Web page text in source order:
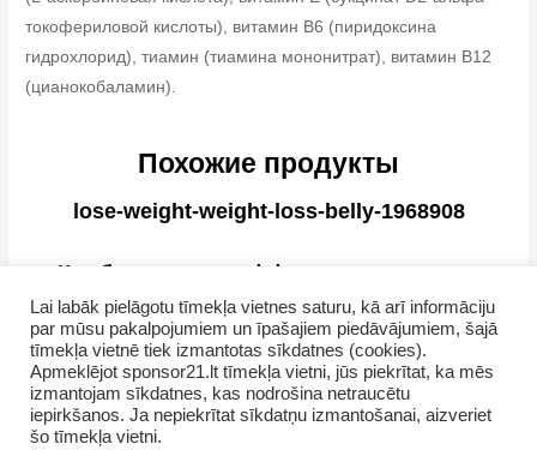
токофериловой кислоты), витамин В6 (пиридоксина
гидрохлорид), тиамин (тиамина мононитрат), витамин В12
(цианокобаламин).
Похожие продукты
lose-weight-weight-loss-belly-1968908
Как безопасно и эффективно похудеть
Copyright © 2026 GrupasDarbs.lv
Lai labāk pielāgotu tīmekļa vietnes saturu, kā arī informāciju
par mūsu pakalpojumiem un īpašajiem piedāvājumiem, šajā
tīmekļa vietnē tiek izmantotas sīkdatnes (cookies).
Apmeklējot sponsor21.lt tīmekļa vietni, jūs piekrītat, ka mēs
izmantojam sīkdatnes, kas nodrošina netraucētu
iepirkšanos. Ja nepiekrītat sīkdatņu izmantošanai, aizveriet
šo tīmekļa vietni.